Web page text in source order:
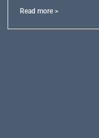
Read more >